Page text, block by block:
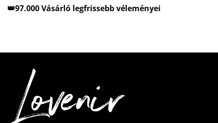
👑97.000 Vásárló legfrissebb véleményei